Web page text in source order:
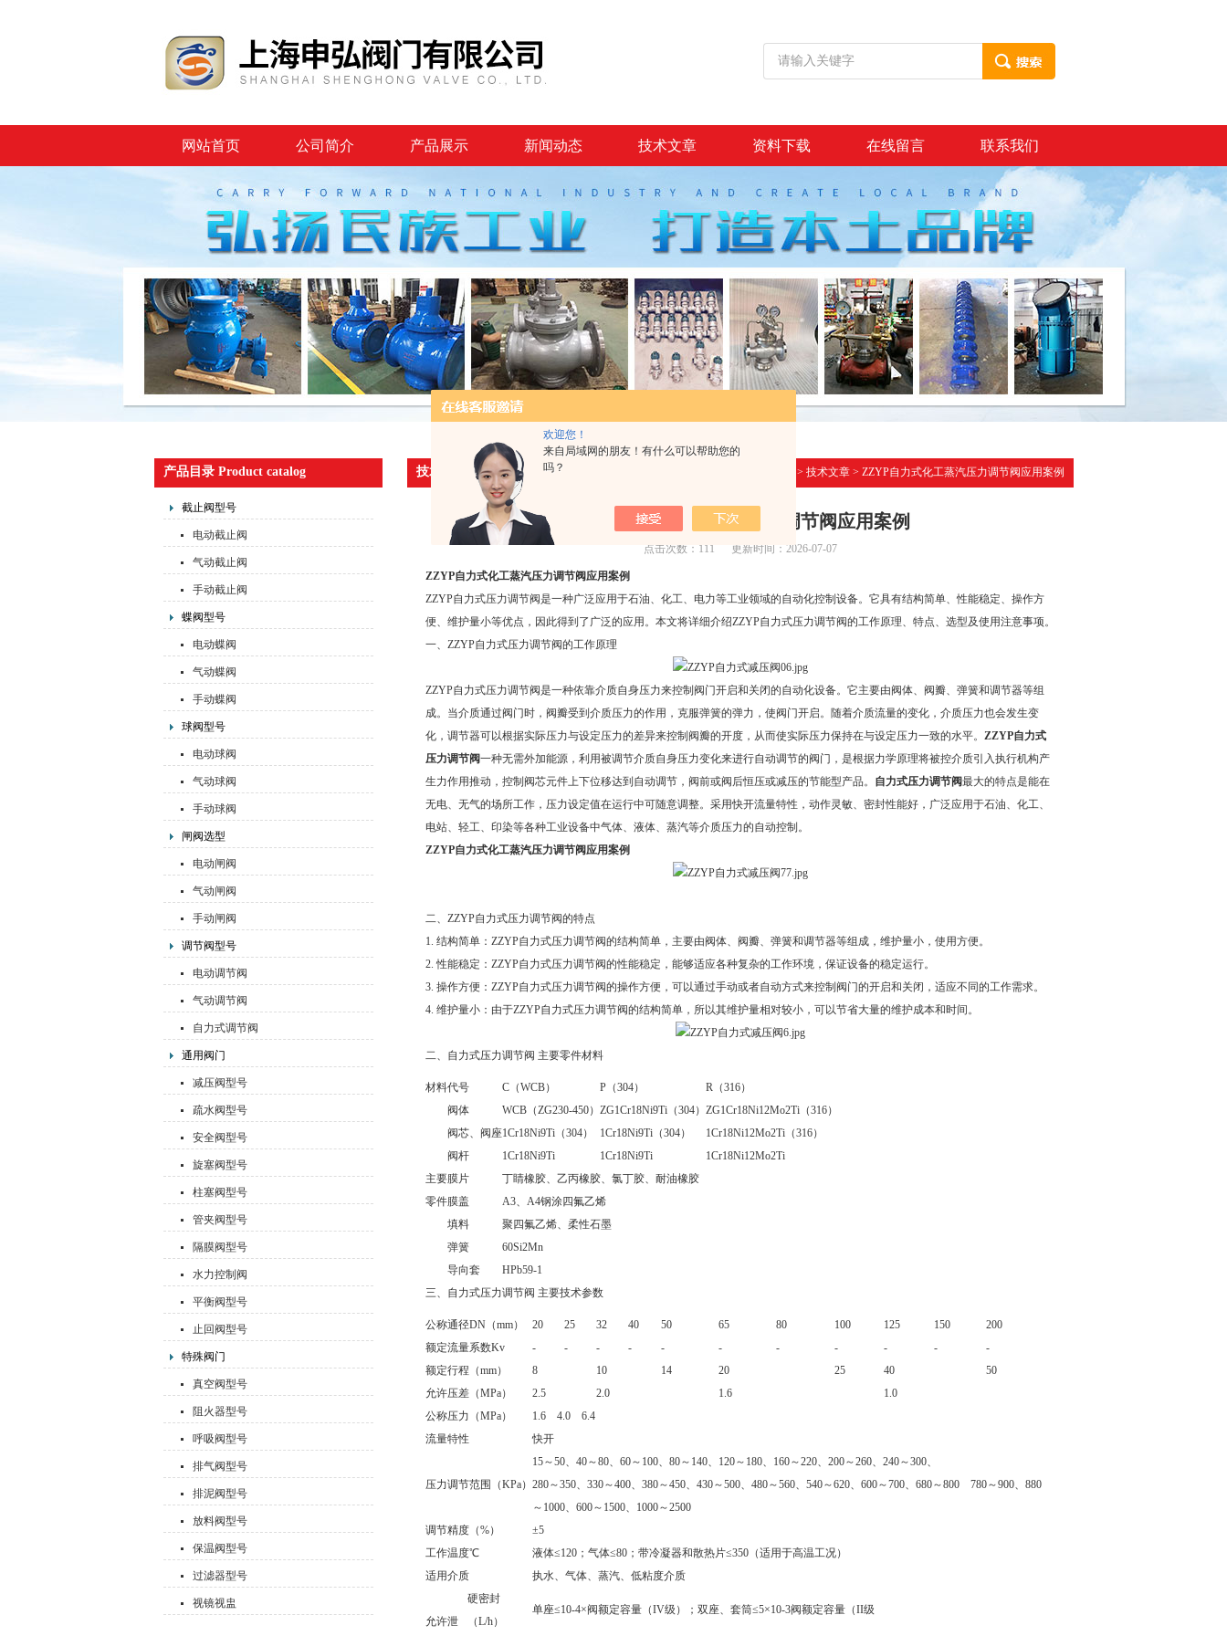
欢迎您！
来自局域网的朋友！有什么可以帮助您的
吗？
网站首页 公司简介 产品展示 新闻动态 技术文章 资料下载 在线留言 联系我们
产品目录 Product catalog
截止阀型号
电动截止阀
气动截止阀
手动截止阀
蝶阀型号
电动蝶阀
气动蝶阀
手动蝶阀
球阀型号
电动球阀
气动球阀
手动球阀
闸阀选型
电动闸阀
气动闸阀
手动闸阀
调节阀型号
电动调节阀
气动调节阀
自力式调节阀
通用阀门
减压阀型号
疏水阀型号
安全阀型号
旋塞阀型号
柱塞阀型号
管夹阀型号
隔膜阀型号
水力控制阀
平衡阀型号
止回阀型号
特殊阀门
真空阀型号
阻火器型号
呼吸阀型号
排气阀型号
排泥阀型号
放料阀型号
保温阀型号
过滤器型号
视镜视盅
技术文章 > 技术文章> ZZYP自力式化工蒸汽压力调节阀应用案例
ZZYP自力式化工蒸汽压力调节阀应用案例
点击次数：111 更新时间：2026-07-07
ZZYP自力式化工蒸汽压力调节阀应用案例
ZZYP自力式压力调节阀是一种广泛应用于石油、化工、电力等工业领域的自动化控制设备。它具有结构简单、性能稳定、操作方
便、维护量小等优点，因此得到了广泛的应用。本文将详细介绍ZZYP自力式压力调节阀的工作原理、特点、选型及使用注意事项。
一、ZZYP自力式压力调节阀的工作原理
ZZYP自力式压力调节阀是一种依靠介质自身压力来控制阀门开启和关闭的自动化设备。它主要由阀体、阀瓣、弹簧和调节器等组
成。当介质通过阀门时，阀瓣受到介质压力的作用，克服弹簧的弹力，使阀门开启。随着介质流量的变化，介质压力也会发生变
化，调节器可以根据实际压力与设定压力的差异来控制阀瓣的开度，从而使实际压力保持在与设定压力一致的水平。 ZZYP自力式
压力调节阀一种无需外加能源，利用被调节介质自身压力变化来进行自动调节的阀门，是根据力学原理将被控介质引入执行机构产
生力作用推动，控制阀芯元件上下位移达到自动调节，阀前或阀后恒压或减压的节能型产品。
自力式压力调节阀最大的特点是能在
无电、无气的场所工作，压力设定值在运行中可随意调整。采用快开流量特性，动作灵敏、密封性能好，广泛应用于石油、化工、
电站、轻工、印染等各种工业设备中气体、液体、蒸汽等介质压力的自动控制。
ZZYP自力式化工蒸汽压力调节阀应用案例
二、ZZYP自力式压力调节阀的特点
1. 结构简单：ZZYP自力式压力调节阀的结构简单，主要由阀体、阀瓣、弹簧和调节器等组成，维护量小，使用方便。
2. 性能稳定：ZZYP自力式压力调节阀的性能稳定，能够适应各种复杂的工作环境，保证设备的稳定运行。
3. 操作方便：ZZYP自力式压力调节阀的操作方便，可以通过手动或者自动方式来控制阀门的开启和关闭，适应不同的工作需求。
4. 维护量小：由于ZZYP自力式压力调节阀的结构简单，所以其维护量相对较小，可以节省大量的维护成本和时间。
二、自力式压力调节阀 主要零件材料
材料代号 C（WCB） P（304） R（316）
主要
零件
阀体 WCB（ZG230-450） ZG1Cr18Ni9Ti（304） ZG1Cr18Ni12Mo2Ti（316）
阀芯、阀座1Cr18Ni9Ti（304） 1Cr18Ni9Ti（304）
1Cr18Ni12Mo2Ti（316）
阀杆
1Cr18Ni9Ti 1Cr18Ni9Ti
1Cr18Ni12Mo2Ti
膜片
丁睛橡胶、乙丙橡胶、氯丁胶、耐油橡胶
膜盖
A3、A4钢涂四氟乙烯
填料
聚四氟乙烯、柔性石墨
弹簧
60Si2Mn
导向套
HPb59-1
三、自力式压力调节阀 主要技术参数
公称通径DN（mm） 20 25 32 40 50 65 80 100 125 150
200
额定流量系数Kv
- - - - - - - - - -
-
额定行程（mm）
8 10 14 20 25 40
50
允许压差（MPa）
2.5 2.0 1.6
1.0
公称压力（MPa）
1.6 4.0 6.4
流量特性
快开
压力调节范围（KPa）
15～50、40～80、60～100、80～140、120～180、160～220、200～260、240～300、
280～350、330～400、380～450、430～500、480～560、540～620、600～700、680～800 780～900、880
～1000、600～1500、1000～2500
调节精度（%）
±5
工作温度℃
液体≤120；气体≤80；带冷凝器和散热片≤350（适用于高温工况）
适用介质
执水、气体、蒸汽、低粘度介质
允许泄
硬密封
（L/h）
单座≤10-4×阀额定容量（IV级）；双座、套筒≤5×10-3阀额定容量（II级